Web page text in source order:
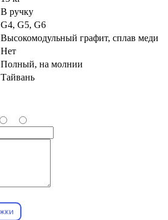
В ручку
G4, G5, G6
Высокомодульный графит, сплав меди
Нет
Полный, на молнии
Тайвань